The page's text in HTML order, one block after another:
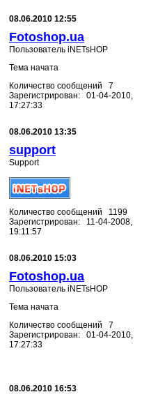
08.06.2010 12:55
Fotoshop.ua
Пользователь iNETsHOP
Тема начата
Количество сообщений 7
Зарегистрирован: 01-04-2010,
17:27:33
08.06.2010 13:35
support
Support
Количество сообщений 1199
Зарегистрирован: 11-04-2008,
19:11:57
08.06.2010 15:03
Fotoshop.ua
Пользователь iNETsHOP
Тема начата
Количество сообщений 7
Зарегистрирован: 01-04-2010,
17:27:33
08.06.2010 16:53